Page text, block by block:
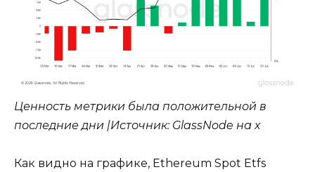
Ценность метрики была положительной в
последние дни |Источник: GlassNode на x
Как видно на графике, Ethereum Spot Etfs